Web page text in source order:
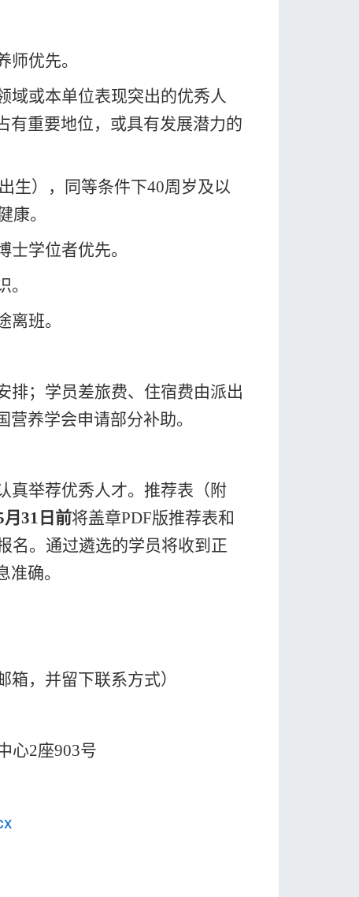
师优先。
域或本单位表现突出的优秀人
有重要地位，或具有发展潜力的
生）， 同等条件下40周岁及以
康。
士学位者优先。
离班。
排；学员差旅费、住宿费由派出
营养学会申请部分补助。
举荐优秀人才。 推荐表（附
月 31 日前将盖章PDF版推荐表和
名。通过遴选的学员将收到正
确。
箱，并留下联系方式）
心2座903号